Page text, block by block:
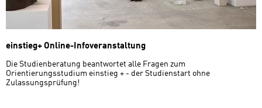
einstieg+ Online-Infoveranstaltung
Die Studienberatung beantwortet alle Fragen zum
Orientierungsstudium einstieg + - der Studienstart ohne
Zulassungsprüfung!